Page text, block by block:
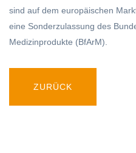
sind auf dem europäischen
eine Sonderzulassung des
Medizinprodukte (BfArM).
ZURÜCK